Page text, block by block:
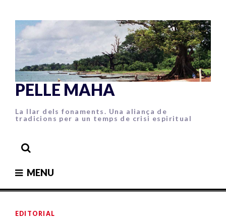
content
PELLE MAHA
La llar dels fonaments. Una aliança de
tradicions per a un temps de crisi espiritual
MENU
EDITORIAL